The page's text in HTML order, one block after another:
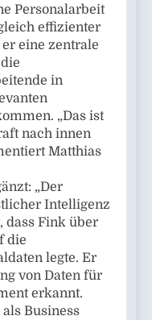
Personalarbeit
effizienter
eine zentrale
in
„Das ist
nach innen
Matthias
„Der
Intelligenz
dass Fink über
die
legte. Er
von Daten für
erkannt.
Business